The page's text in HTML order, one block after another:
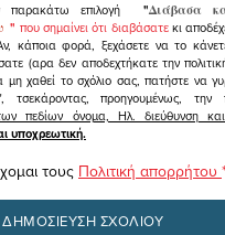
παρακάτω επιλογή
"Διάβασα
" που σημαίνει ότι διαβάσατεκι
κάποια φορά, ξεχάσετε να το
(αρα δεν αποδεχτήκατε την
μη χαθεί το σχόλιο σας, πατήστε να
τσεκάροντας, προηγουμένως, την
πεδίων όνομα, Ηλ. διεύθυνση και
υποχρεωτική.
τους Πολιτική απορρήτου *